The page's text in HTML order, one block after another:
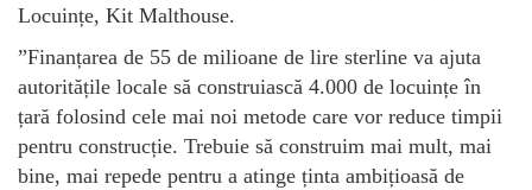
Locuințe, Kit Malthouse.
”Finanțarea de 55 de milioane de lire sterline va ajuta
autoritățile locale să construiască 4.000 de locuințe în
țară folosind cele mai noi metode care vor reduce timpii
pentru construcție. Trebuie să construim mai mult, mai
bine, mai repede pentru a atinge ținta ambițioasă de